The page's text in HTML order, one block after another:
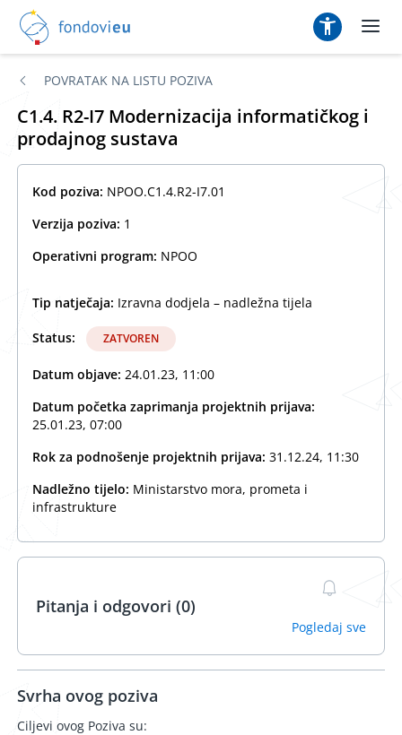
POVRATAK NA LISTU POZIVA
C1.4. R2-I7 Modernizacija informatičkog i
prodajnog sustava
Kod poziva: NPOO.C1.4.R2-I7.01
Verzija poziva: 1
Operativni program: NPOO
Tip natječaja: Izravna dodjela – nadležna tijela
Status: ZATVOREN
Datum objave: 24.01.23, 11:00
Datum početka zaprimanja projektnih prijava:
25.01.23, 07:00
Rok za podnošenje projektnih prijava: 31.12.24, 11:30
Nadležno tijelo: Ministarstvo mora, prometa i
infrastrukture
Pitanja i odgovori (0)
Pogledaj sve
Svrha ovog poziva
Ciljevi ovog Poziva su: